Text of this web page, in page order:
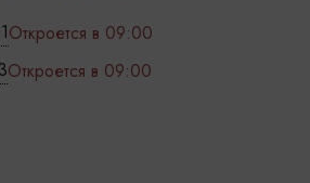
Откроется в 09:00
Откроется в 09:00